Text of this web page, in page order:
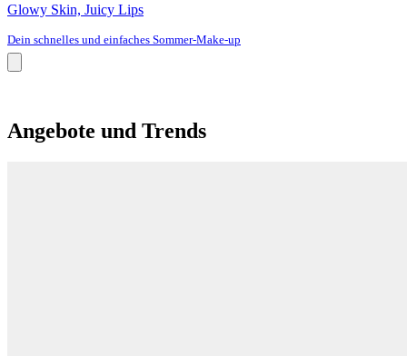
Glowy Skin, Juicy Lips
Dein schnelles und einfaches Sommer-Make-up
Angebote und Trends